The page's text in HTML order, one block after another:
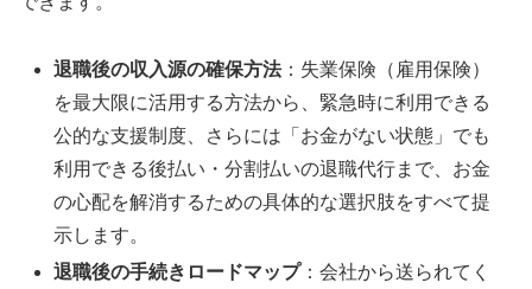
退職後の収入源の確保方法：失業保険（雇用保険）
を最大限に活用する方法から、緊急時に利用できる
公的な支援制度、さらには「お金がない状態」でも
利用できる後払い・分割払いの退職代行まで、お金
の心配を解消するための具体的な選択肢をすべて提
示します。
退職後の手続きロードマップ：会社から送られてく